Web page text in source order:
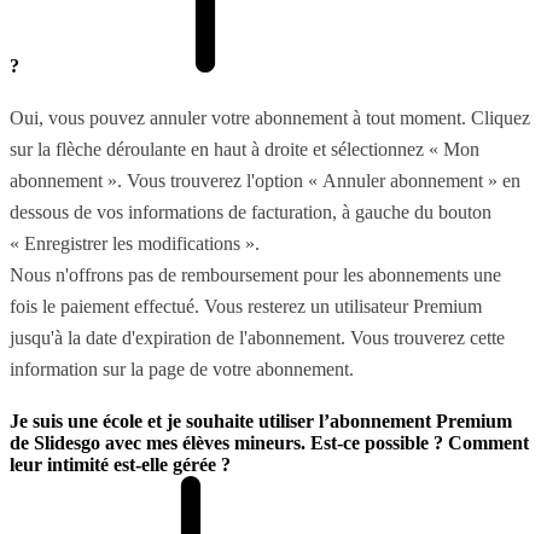
?
Oui, vous pouvez annuler votre abonnement à tout moment. Cliquez
sur la flèche déroulante en haut à droite et sélectionnez « Mon
abonnement ». Vous trouverez l'option « Annuler abonnement » en
dessous de vos informations de facturation, à gauche du bouton
« Enregistrer les modifications ».
Nous n'offrons pas de remboursement pour les abonnements une
fois le paiement effectué. Vous resterez un utilisateur Premium
jusqu'à la date d'expiration de l'abonnement. Vous trouverez cette
information sur la page de votre abonnement.
Je suis une école et je souhaite utiliser l’abonnement Premium
de Slidesgo avec mes élèves mineurs. Est-ce possible ? Comment
leur intimité est-elle gérée ?